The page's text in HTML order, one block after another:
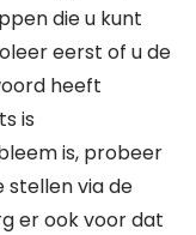
die u kunt
eerst of u de
heeft
is
is, probeer
stellen via de
er ook voor dat